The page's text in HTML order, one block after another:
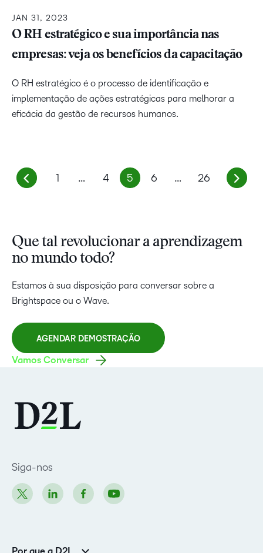
JAN 31, 2023
O RH estratégico e sua importância nas
empresas: veja os benefícios da capacitação
O RH estratégico é o processo de identificação e
implementação de ações estratégicas para melhorar a
eficácia da gestão de recursos humanos.
1 … 4 5 6 … 26
Que tal revolucionar a aprendizagem
no mundo todo?
Estamos à sua disposição para conversar sobre a
Brightspace ou o Wave.
AGENDAR DEMOSTRAÇÃO
Vamos Conversar
Siga-nos